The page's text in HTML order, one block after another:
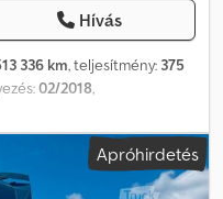
Hívás
336 km, teljesítmény: 375
02/2018
automata,
11 m³, raktér
2 440 mm
Apróhirdetés